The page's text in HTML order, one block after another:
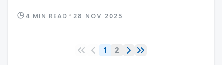
4 MIN READ 28 NOV 2025
1 2